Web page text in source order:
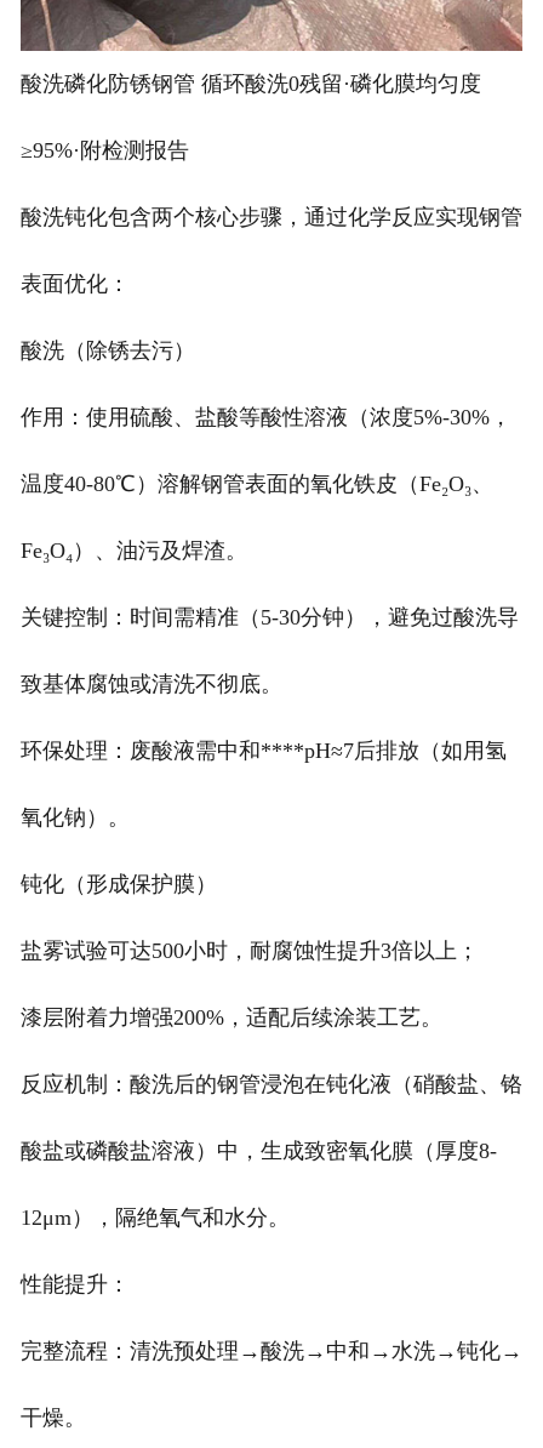
酸洗磷化防锈钢管 循环酸洗0残留·磷化膜均匀度
≥95%·附检测报告
酸洗钝化包含两个核心步骤，通过化学反应实现钢管
表面优化：
酸洗（除锈去污）
作用：使用硫酸、盐酸等酸性溶液（浓度5%-30%，
温度40-80℃）溶解钢管表面的氧化铁皮（Fe₂O₃、
Fe₃O₄）、油污及焊渣。
关键控制：时间需精准（5-30分钟），避免过酸洗导
致基体腐蚀或清洗不彻底。
环保处理：废酸液需中和****pH≈7后排放（如用氢
氧化钠）。
钝化（形成保护膜）
盐雾试验可达500小时，耐腐蚀性提升3倍以上；
漆层附着力增强200%，适配后续涂装工艺。
反应机制：酸洗后的钢管浸泡在钝化液（硝酸盐、铬
酸盐或磷酸盐溶液）中，生成致密氧化膜（厚度8-
12μm），隔绝氧气和水分。
性能提升：
完整流程：清洗预处理→酸洗→中和→水洗→钝化→
干燥。